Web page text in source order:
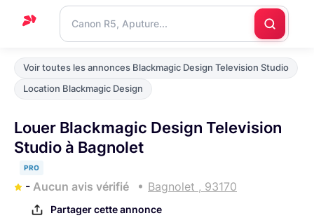
Accueil
Support
Nous
contacter
Voir toutes les annonces Blackmagic Design Television Studio
Location Blackmagic Design
Louer Blackmagic Design Television
Studio à Bagnolet
PRO
- Aucun avis vérifié Bagnolet , 93170
Partager cette annonce